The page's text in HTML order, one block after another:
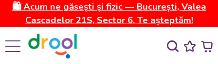
🛍️ Acum ne găsești și fizic — București, Valea
Cascadelor 21S, Sector 6. Te așteptăm!